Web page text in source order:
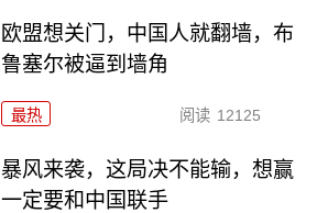
欧盟想关门，中国人就翻墙，布
鲁塞尔被逼到墙角
最热 阅读 12125
暴风来袭，这局决不能输，想赢
一定要和中国联手